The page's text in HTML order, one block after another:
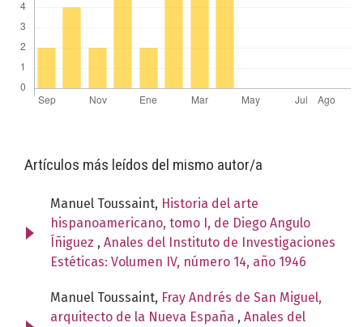
Artículos más leídos del mismo autor/a
Manuel Toussaint, Historia del arte
hispanoamericano, tomo I, de Diego Angulo
Íñiguez , Anales del Instituto de Investigaciones
Estéticas: Volumen IV, número 14, año 1946
Manuel Toussaint, Fray Andrés de San Miguel,
arquitecto de la Nueva España , Anales del